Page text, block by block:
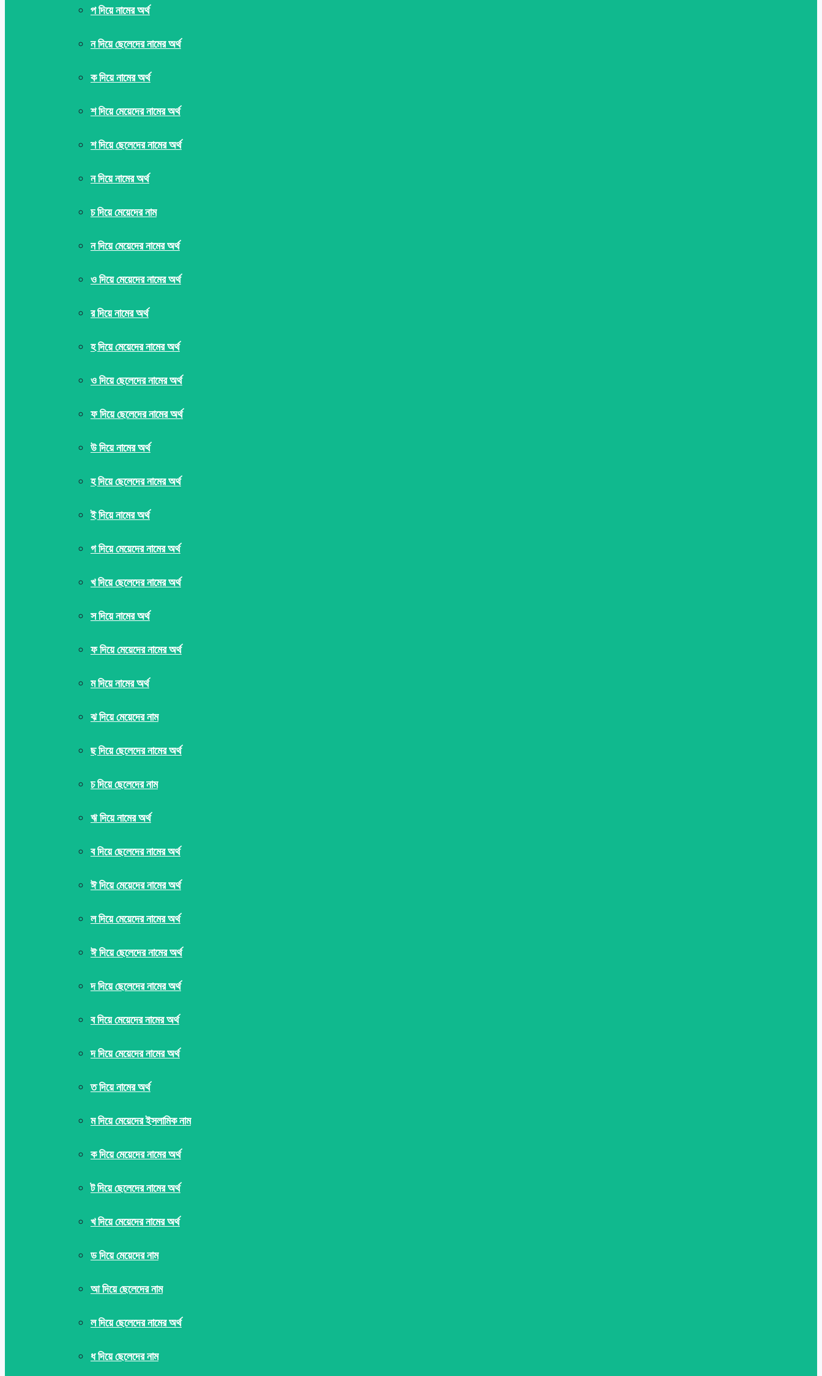
প দিয়ে নামের অর্থ
ন দিয়ে ছেলেদের নামের অর্থ
ক দিয়ে নামের অর্থ
শ দিয়ে মেয়েদের নামের অর্থ
শ দিয়ে ছেলেদের নামের অর্থ
ন দিয়ে নামের অর্থ
চ দিয়ে মেয়েদের নাম
ন দিয়ে মেয়েদের নামের অর্থ
ও দিয়ে মেয়েদের নামের অর্থ
র দিয়ে নামের অর্থ
হ দিয়ে মেয়েদের নামের অর্থ
ও দিয়ে ছেলেদের নামের অর্থ
ফ দিয়ে ছেলেদের নামের অর্থ
উ দিয়ে নামের অর্থ
হ দিয়ে ছেলেদের নামের অর্থ
ই দিয়ে নামের অর্থ
গ দিয়ে মেয়েদের নামের অর্থ
খ দিয়ে ছেলেদের নামের অর্থ
স দিয়ে নামের অর্থ
ফ দিয়ে মেয়েদের নামের অর্থ
ম দিয়ে নামের অর্থ
ঝ দিয়ে মেয়েদের নাম
ছ দিয়ে ছেলেদের নামের অর্থ
চ দিয়ে ছেলেদের নাম
ঋ দিয়ে নামের অর্থ
ব দিয়ে ছেলেদের নামের অর্থ
ঈ দিয়ে মেয়েদের নামের অর্থ
ল দিয়ে মেয়েদের নামের অর্থ
ঈ দিয়ে ছেলেদের নামের অর্থ
দ দিয়ে ছেলেদের নামের অর্থ
ব দিয়ে মেয়েদের নামের অর্থ
দ দিয়ে মেয়েদের নামের অর্থ
ত দিয়ে নামের অর্থ
ম দিয়ে মেয়েদের ইসলামিক নাম
ক দিয়ে মেয়েদের নামের অর্থ
ট দিয়ে ছেলেদের নামের অর্থ
খ দিয়ে মেয়েদের নামের অর্থ
ড দিয়ে মেয়েদের নাম
আ দিয়ে ছেলেদের নাম
ল দিয়ে ছেলেদের নামের অর্থ
ধ দিয়ে ছেলেদের নাম